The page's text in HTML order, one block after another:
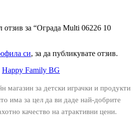
отзив за “Ограда Multi 06226 10
си, за да публикувате отзив.
магазин за детски играчки и продукти
има за цел да ви даде най-добрите
качество на атрактивни цени.